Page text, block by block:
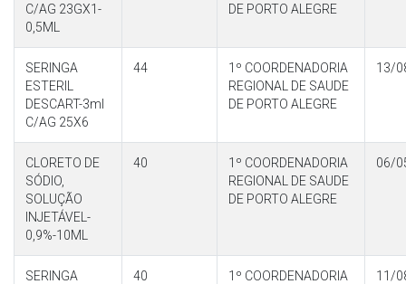
C/AG 23GX1-
0,5ML
DE PORTO ALEGRE
SERINGA
ESTERIL
DESCART-3ml
C/AG 25X6
44
1º COORDENADORIA
REGIONAL DE SAUDE
DE PORTO ALEGRE
13/
CLORETO DE
SÓDIO,
SOLUÇÃO
INJETÁVEL-
0,9%-10ML
40
1º COORDENADORIA
REGIONAL DE SAUDE
DE PORTO ALEGRE
06/
SERINGA
40
1º COORDENADORIA
11/